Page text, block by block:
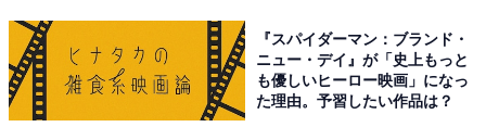
『スパイダーマン：ブランド・
ニュー・デイ』が「史上もっと
も優しいヒーロー映画」になっ
た理由。予習したい作品は？